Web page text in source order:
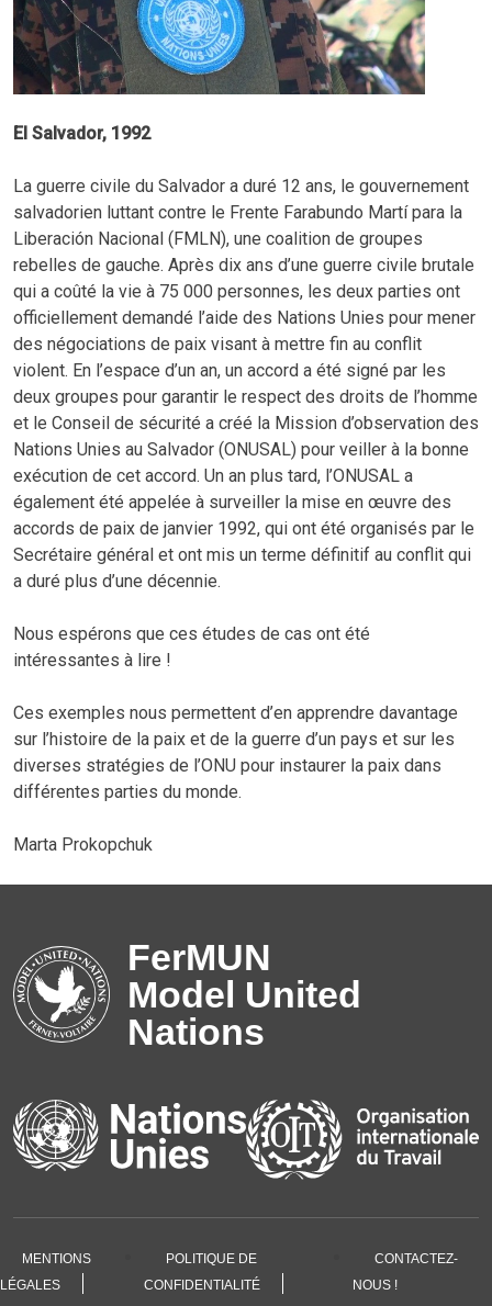
El Salvador, 1992
La guerre civile du Salvador a duré 12 ans, le gouvernement
salvadorien luttant contre le Frente Farabundo Martí para la
Liberación Nacional (FMLN), une coalition de groupes
rebelles de gauche. Après dix ans d’une guerre civile brutale
qui a coûté la vie à 75 000 personnes, les deux parties ont
officiellement demandé l’aide des Nations Unies pour mener
des négociations de paix visant à mettre fin au conflit
violent. En l’espace d’un an, un accord a été signé par les
deux groupes pour garantir le respect des droits de l’homme
et le Conseil de sécurité a créé la Mission d’observation des
Nations Unies au Salvador (ONUSAL) pour veiller à la bonne
exécution de cet accord. Un an plus tard, l’ONUSAL a
également été appelée à surveiller la mise en œuvre des
accords de paix de janvier 1992, qui ont été organisés par le
Secrétaire général et ont mis un terme définitif au conflit qui
a duré plus d’une décennie.
Nous espérons que ces études de cas ont été
intéressantes à lire !
Ces exemples nous permettent d’en apprendre davantage
sur l’histoire de la paix et de la guerre d’un pays et sur les
diverses stratégies de l’ONU pour instaurer la paix dans
différentes parties du monde.
Marta Prokopchuk
FerMUN
Model United
Nations
MENTIONS
LÉGALES
POLITIQUE DE
CONFIDENTIALITÉ
CONTACTEZ-
NOUS !